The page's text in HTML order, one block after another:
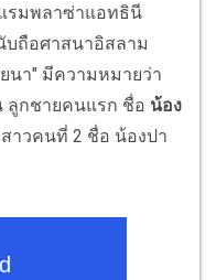
รมพลาซ่าแอทธินี
บถือศาสนาอิสลาม
นา" มีความหมายว่า
ลูกชายคนแรก ชื่อ น้อง
วคนที่ 2 ชื่อ น้องปา